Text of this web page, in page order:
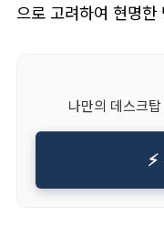
으로 고려하여 현명한
나만의 데스크